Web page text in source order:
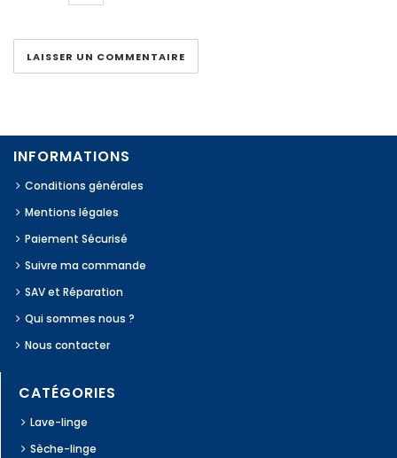
INFORMATIONS
Conditions générales
Mentions légales
Paiement Sécurisé
Suivre ma commande
SAV et Réparation
Qui sommes nous ?
Nous contacter
CATÉGORIES
Lave-linge
Sèche-linge